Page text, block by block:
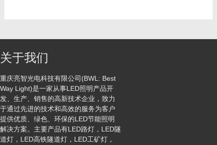
关于我们
重庆亮智光电科技有限公司(BWL: Best
Way Light)是一家从事LED照明产品开
发、生产、销售的高新技术企业，致力
于通过先进的技术和高效的服务为客户
提供优质、绿色、环保的LED节能照明
解决方案。主要产品有LED路灯，LED隧
道灯，LED高铁隧道灯，LED工矿灯，